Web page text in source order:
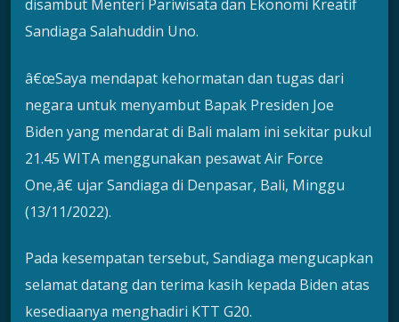
disambut Menteri Pariwisata dan Ekonomi Kreatif
Sandiaga Salahuddin Uno.
â€œSaya mendapat kehormatan dan tugas dari
negara untuk menyambut Bapak Presiden Joe
Biden yang mendarat di Bali malam ini sekitar pukul
21.45 WITA menggunakan pesawat Air Force
One,â€ ujar Sandiaga di Denpasar, Bali, Minggu
(13/11/2022).
Pada kesempatan tersebut, Sandiaga mengucapkan
selamat datang dan terima kasih kepada Biden atas
kesediaanya menghadiri KTT G20.